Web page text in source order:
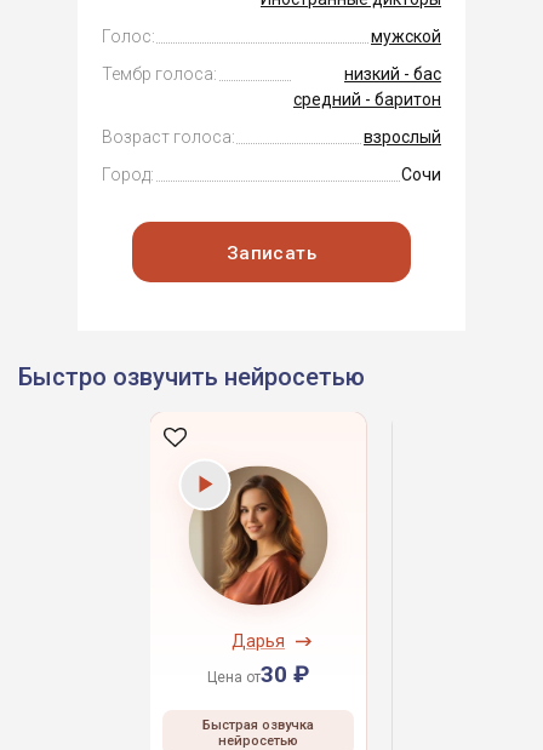
Голос:
мужской
Тембр голоса:
низкий - бас
средний - баритон
Возраст голоса:
взрослый
Город:
Сочи
Записать
Быстро озвучить нейросетью
Дарья
Цена от30 ₽
Быстрая озвучка
нейросетью